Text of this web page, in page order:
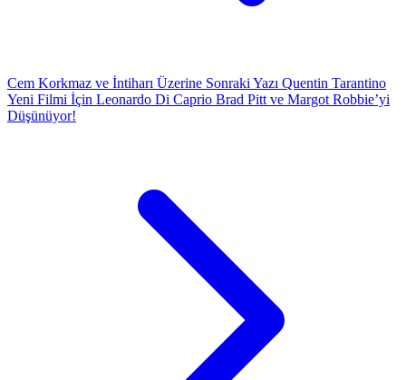
Cem Korkmaz ve İntiharı Üzerine Sonraki Yazı Quentin Tarantino
Yeni Filmi İçin Leonardo Di Caprio Brad Pitt ve Margot Robbie’yi
Düşünüyor!